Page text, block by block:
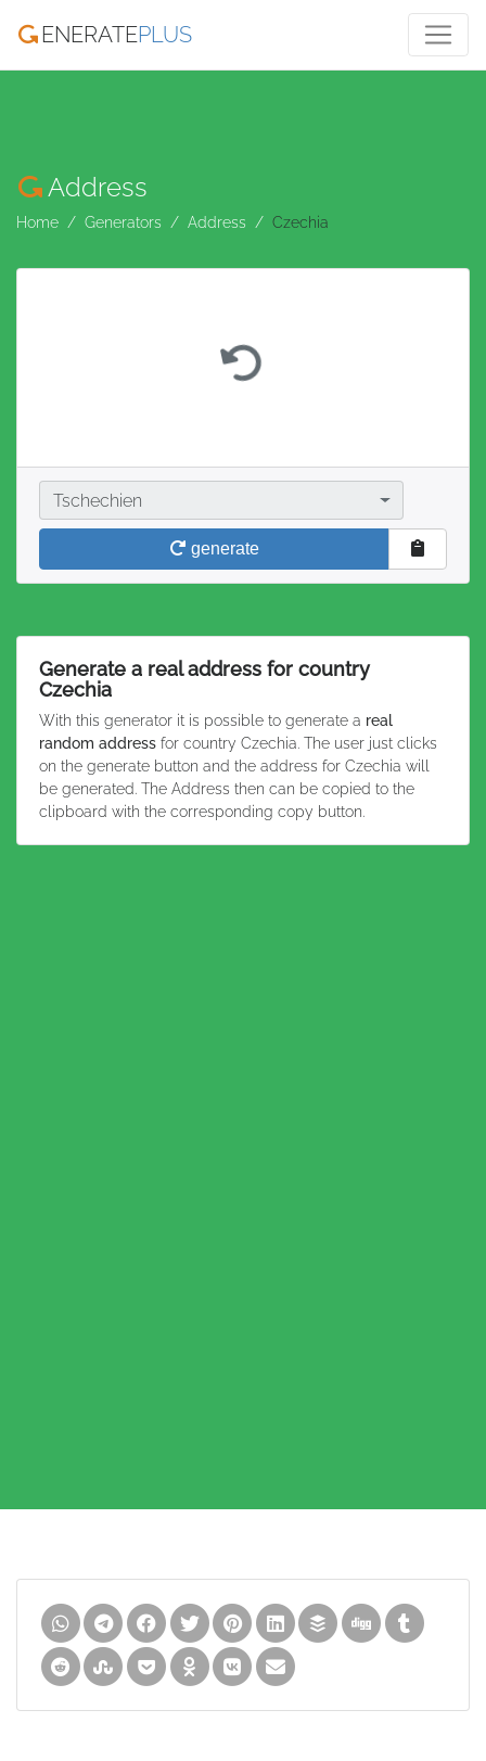
ENERATEPLUS
Address
Home Generators Address Czechia
Country
Tschechien
generate
Generate a real address for country
Czechia
With this generator it is possible to generate a real
random address for country Czechia. The user just clicks
on the generate button and the address for Czechia will
be generated. The Address then can be copied to the
clipboard with the corresponding copy button.